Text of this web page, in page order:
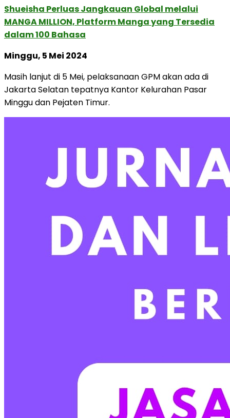
Shueisha Perluas Jangkauan Global melalui
MANGA MILLION, Platform Manga yang Tersedia
dalam 100 Bahasa
Minggu, 5 Mei 2024
Masih lanjut di 5 Mei, pelaksanaan GPM akan ada di
Jakarta Selatan tepatnya Kantor Kelurahan Pasar
Minggu dan Pejaten Timur.